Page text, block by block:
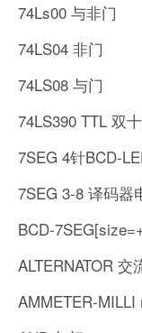
74Ls00 与非门
74LS04 非门
74LS08 与门
74LS390 TTL 双
7SEG 4针BCD-
7SEG 3-8 译码器
BCD-
ALTERNATOR 交
AMMETER-MILLI